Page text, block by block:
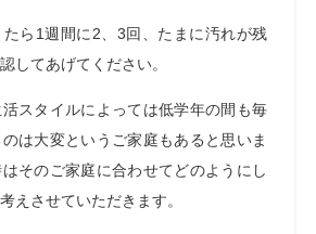
ら1週間に2、3回、たまに汚れが残
してあげてください。
スタイルによっては低学年の間も毎
は大変というご家庭もあると思いま
そのご家庭に合わせてどのようにし
えさせていただきます。